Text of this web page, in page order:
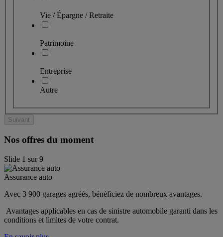
Vie / Épargne / Retraite
Patrimoine
Entreprise
Autre
Suivant
Nos offres du moment
Slide 1 sur9
Assurance auto
Avec 3 900 garages agréés, bénéficiez de nombreux avantages.
Avantages applicables en cas de sinistre automobile garanti dans les
conditions et limites de votre contrat.